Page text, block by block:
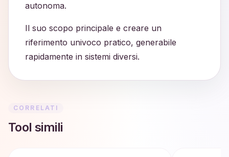
autonoma.
Il suo scopo principale e creare un
riferimento univoco pratico, generabile
rapidamente in sistemi diversi.
CORRELATI
Tool simili